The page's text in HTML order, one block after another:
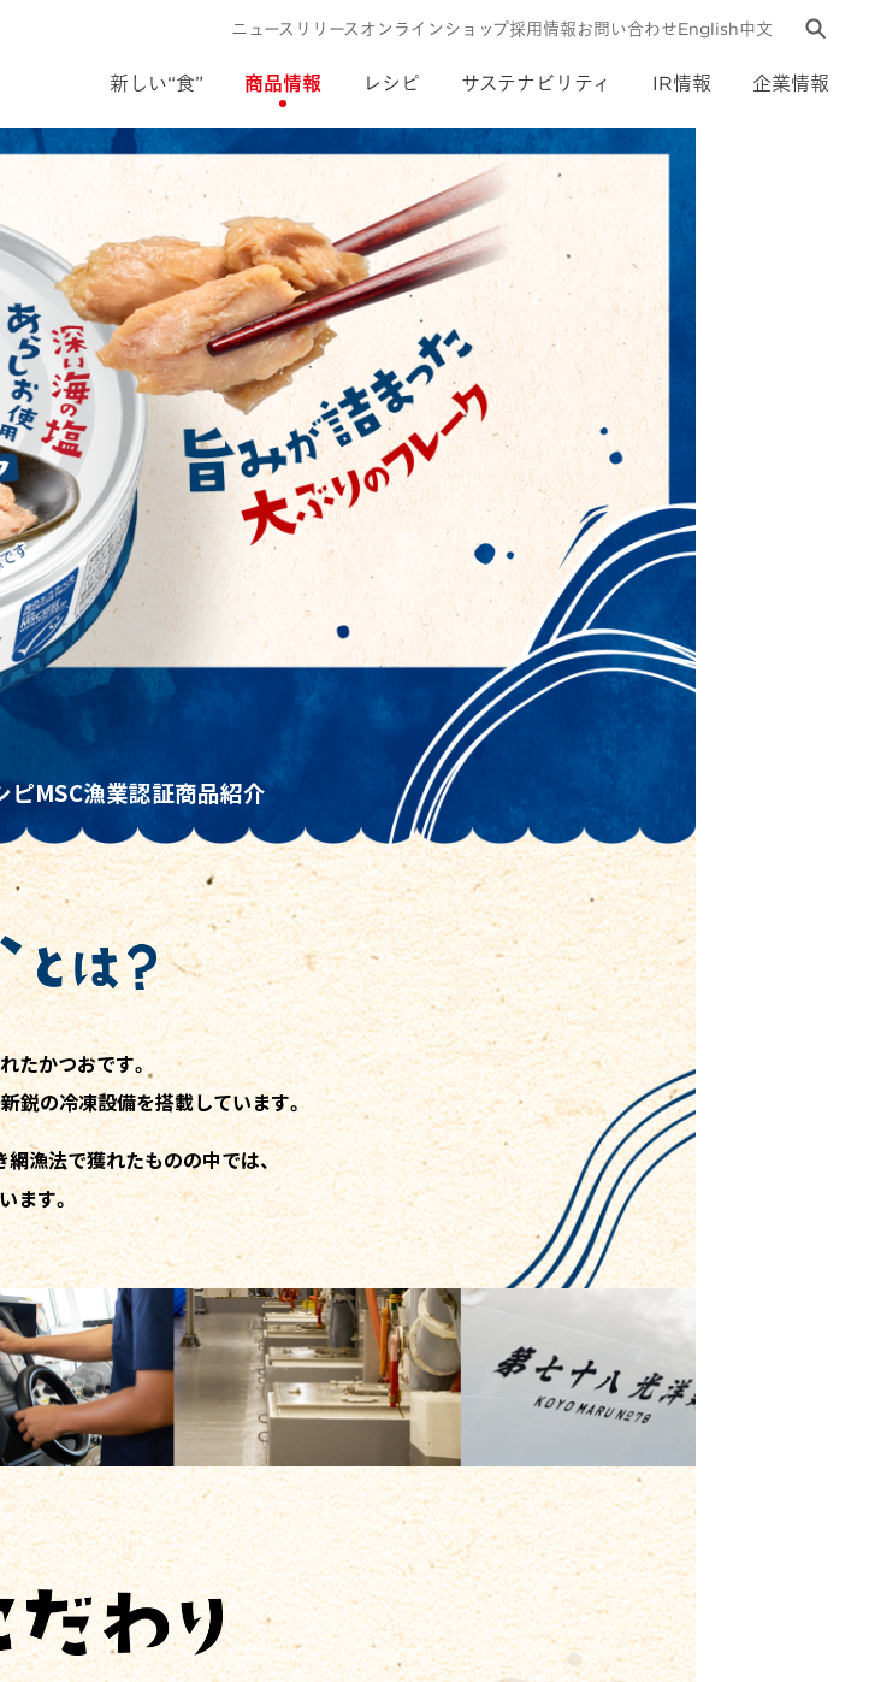
新しい“食” 商品情報 レシピ サステナビリティ IR情報 企業情報
ニュースリリースオンラインショップ採用情報お問い合わせEnglish中文
ピMSC漁業認証商品紹介
たかつおです。
鋭の冷凍設備を搭載しています。
網漁法で獲れたものの中では、
ます。